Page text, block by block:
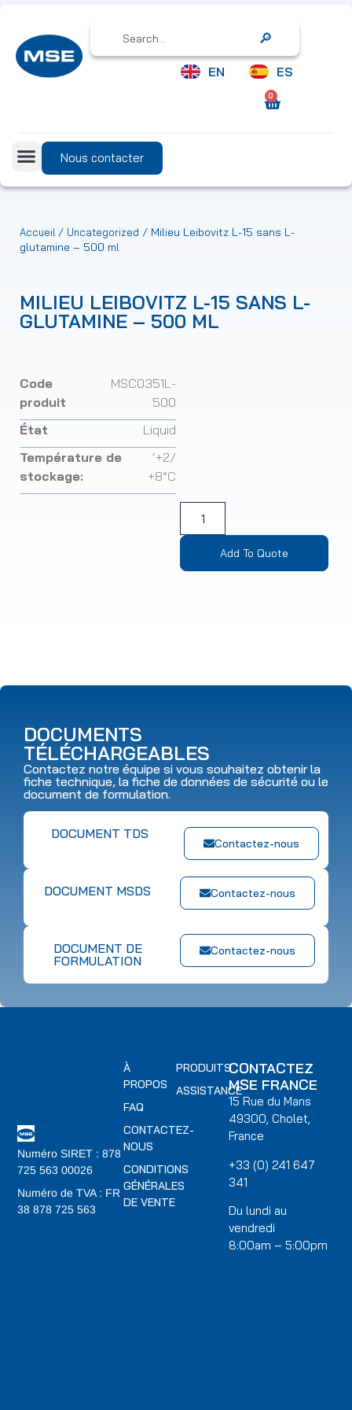
Search
EN ES
0
Nous contacter
Accueil / Uncategorized / Milieu Leibovitz L-15 sans L-
glutamine – 500 ml
MILIEU LEIBOVITZ L-15 SANS L-
GLUTAMINE – 500 ML
Code
produit
MSC0351L-
500
État
Liquid
Température de
stockage:
‘+2/
+8°C
Add To Quote
DOCUMENTS
TÉLÉCHARGEABLES
Contactez notre équipe si vous souhaitez obtenir la
fiche technique, la fiche de données de sécurité ou le
document de formulation.
Contactez-nous
DOCUMENT TDS
Contactez-nous
DOCUMENT MSDS
Contactez-nous
DOCUMENT DE
FORMULATION
Numéro SIRET : 878
725 563 00026
Numéro de TVA : FR
38 878 725 563
PRODUITS
ASSISTANCE
À
PROPOS
FAQ
CONTACTEZ-
NOUS
CONDITIONS
GÉNÉRALES
DE VENTE
CONTACTEZ
MSE FRANCE
15 Rue du Mans
49300, Cholet,
France
+33 (0) 241 647
341
Du lundi au
vendredi
8:00am – 5:00pm